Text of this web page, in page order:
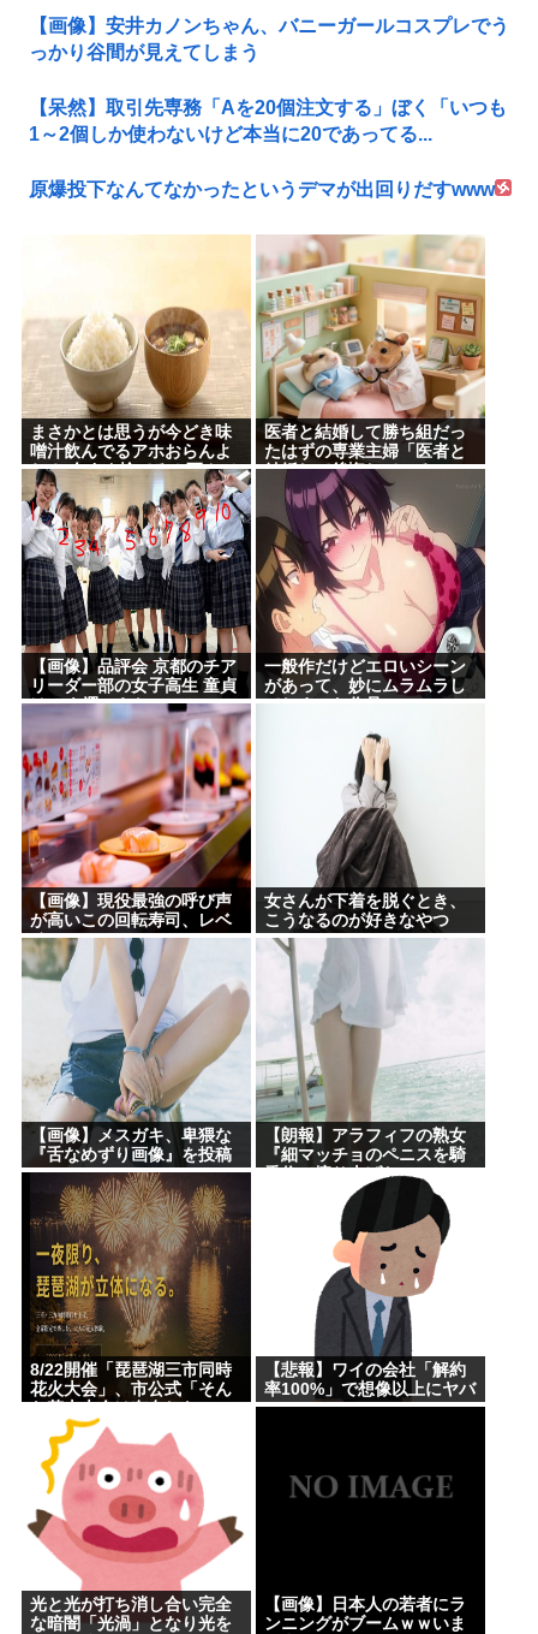
【画像】安井カノンちゃん、バニーガールコスプレでう
っかり谷間が見えてしまう
【呆然】取引先専務「Aを20個注文する」ぼく「いつも
1～2個しか使わないけど本当に20であってる...
原爆投下なんてなかったというデマが出回りだすwww
まさかとは思うが今どき味
噌汁飲んでるアホおらんよ
ね？ 今すぐ捨てろ！死んで
も知らんぞ！⚰
医者と結婚して勝ち組だっ
たはずの専業主婦「医者と
結婚して後悔している」
【画像】品評会 京都のチア
リーダー部の女子高生 童貞
は10を選ぶらしい
一般作だけどエロいシーン
があって、妙にムラムラし
てしまった作品
【画像】現役最強の呼び声
が高いこの回転寿司、レベ
チwww
女さんが下着を脱ぐとき、
こうなるのが好きなやつ
www
【画像】メスガキ、卑猥な
『舌なめずり画像』を投稿
www
【朗報】アラフィフの熟女
『細マッチョのペニスを騎
乗位で擦り上げたい』
8/22開催「琵琶湖三市同時
花火大会」、市公式「そん
→ SNS阿鼻叫喚
【悲報】ワイの会社「解約
率100%」で想像以上にヤバ
いwww
光と光が打ち消し合い完全
な暗闇「光渦」となり光を
【画像】日本人の若者にラ
ンニングがブームｗｗいま